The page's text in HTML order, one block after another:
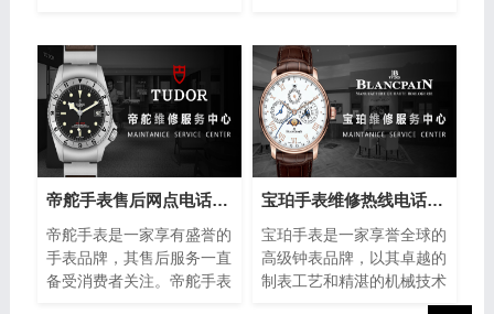
精湛的工艺和高品质的材料
而闻名于世。然而，随着假
冒产品的泛滥，如何准确鉴
别美度手表的真伪成为许多
消费者关注的焦点。下面将
介绍一些简单而实用的方
法，帮助您分辨美度手表的
全球消费者的青睐。然而，
即使是最优质的手表也无法
避免出现故障或需要保养的
情况。在这种情况下，芝柏
手表维修售后部热线电话成
为了芝柏手表拥有者的救
星。
帝舵手表售后网点电话查询(全国服务网点查询方法)
帝舵手表是一家享有盛誉的
手表品牌，其售后服务一直
备受消费者关注。帝舵手表
宝珀手表维修热线电话(售后服务专线)
宝珀手表是一家享誉全球的
高级钟表品牌，以其卓越的
制表工艺和精湛的机械技术
而闻名。然而，即使是最精